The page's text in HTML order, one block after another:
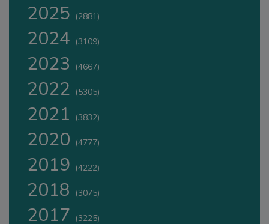
2025 (2881)
2024 (3109)
2023 (4667)
2022 (5305)
2021 (3832)
2020 (4777)
2019 (4222)
2018 (3075)
2017 (3225)